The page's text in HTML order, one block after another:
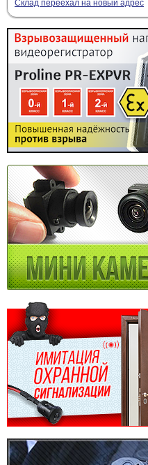
Склад переехал на новый адрес